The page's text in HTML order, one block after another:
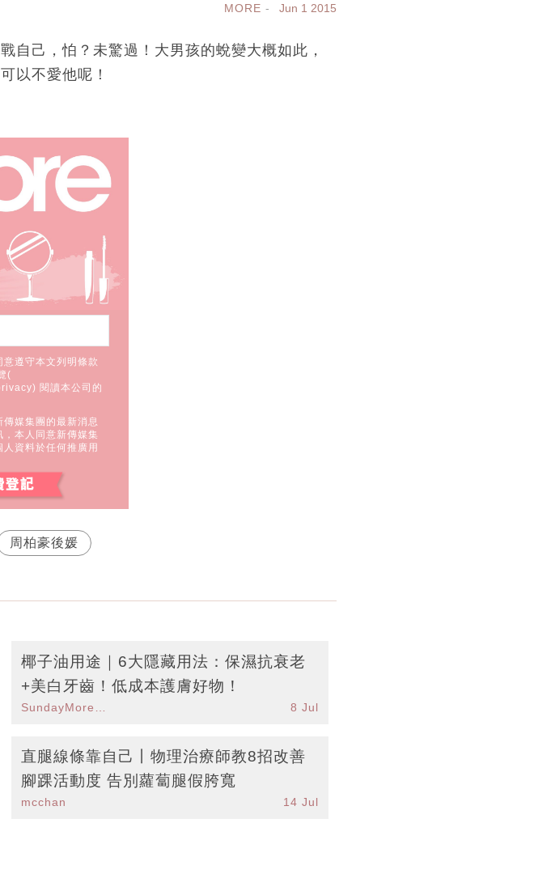
MORE Jun 1 2015
自己，怕？未驚過！大男孩的蛻變大概如此，
以不愛他呢！
意遵守本文列明條款
(
) 閱讀本公司的
媒集團的最新消息
，本人同意新傳媒集
人資料於任何推廣用
周柏豪後媛
椰子油用途｜6大隱藏用法：保濕抗衰老
+美白牙齒！低成本護膚好物！
8 Jul
直腿線條靠自己丨物理治療師教8招改善
腳踝活動度 告別蘿蔔腿假胯寬
mcchan 14 Jul